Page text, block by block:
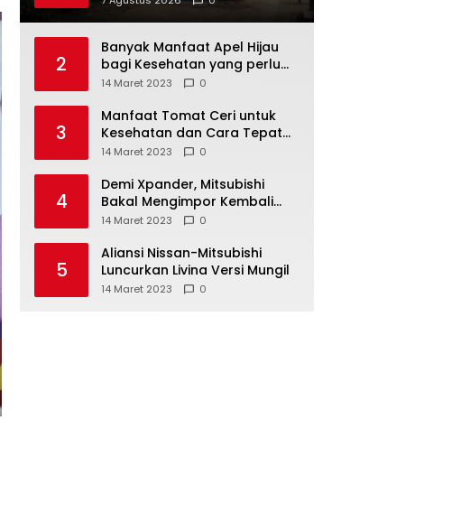
2
Banyak Manfaat Apel Hijau
bagi Kesehatan yang perlu
Anda ketahui
14 Maret 2023 0
3
Manfaat Tomat Ceri untuk
Kesehatan dan Cara Tepat
Mengonsumsinya
14 Maret 2023 0
4
Demi Xpander, Mitsubishi
Bakal Mengimpor Kembali
Pajero Sport
14 Maret 2023 0
5
Aliansi Nissan-Mitsubishi
Luncurkan Livina Versi Mungil
14 Maret 2023 0